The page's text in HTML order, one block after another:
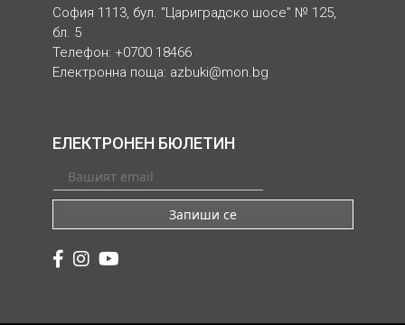
София 1113, бул. “Цариградско шосе” № 125,
бл. 5
Телефон: +0700 18466
Електронна поща: azbuki@mon.bg
ЕЛЕКТРОНЕН БЮЛЕТИН
Запиши се